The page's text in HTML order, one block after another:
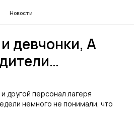
Новости
девчонки, А
другой персонал лагеря
немного не понимали, что